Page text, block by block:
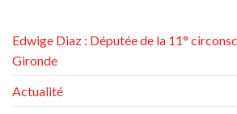
Edwige Diaz : Députée de la 11°
Gironde
Actualité